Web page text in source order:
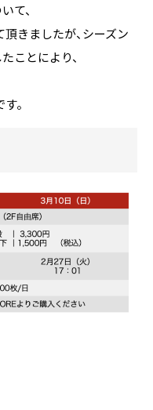
て、
きましたが、シーズン
ことにより、
。